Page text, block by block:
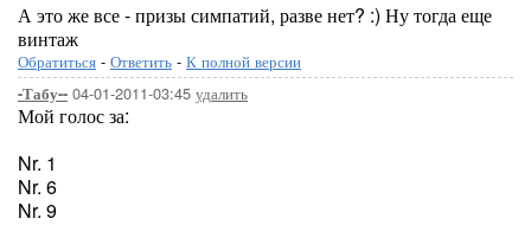
А это же все - призы симпатий, разве нет? :) Ну тогда еще
винтаж
Обратиться - Ответить - К полной версии
-Табу-- 04-01-2011-03:45 удалить
Мой голос за:
Nr. 1
Nr. 6
Nr. 9